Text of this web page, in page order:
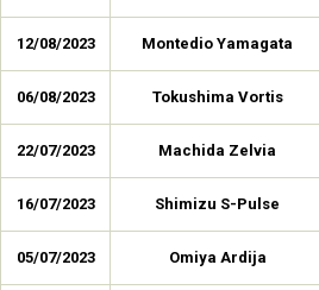
12/08/2023 Montedio Yamagata
06/08/2023 Tokushima Vortis
22/07/2023 Machida Zelvia
16/07/2023 Shimizu S-Pulse
05/07/2023 Omiya Ardija